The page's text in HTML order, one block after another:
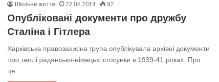
Шкільне життя 22.08.2014 92
Опубліковані документи про дружбу
Сталіна і Гітлера
Харківська правозахисна група опублікувала архівні документи
про теплі радянсько-німецькі стосунки в 1939-41 роках. Про
це…